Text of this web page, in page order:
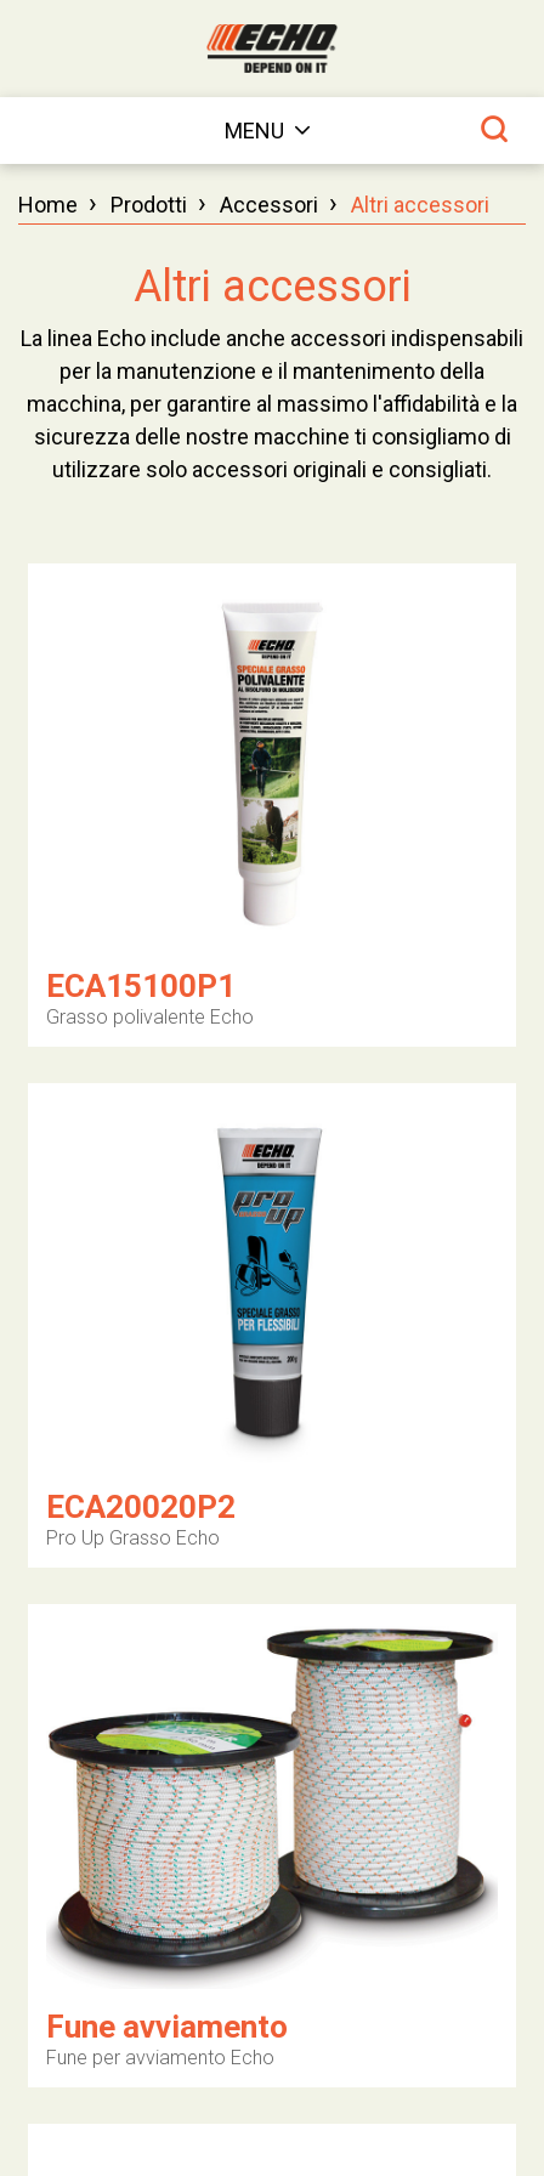
MENU
Home › Prodotti › Accessori › Altri accessori
Altri accessori
La linea Echo include anche accessori indispensabili
per la manutenzione e il mantenimento della
macchina, per garantire al massimo l'affidabilità e la
sicurezza delle nostre macchine ti consigliamo di
utilizzare solo accessori originali e consigliati.
ECA15100P1
Grasso polivalente Echo
ECA20020P2
Pro Up Grasso Echo
Fune avviamento
Fune per avviamento Echo